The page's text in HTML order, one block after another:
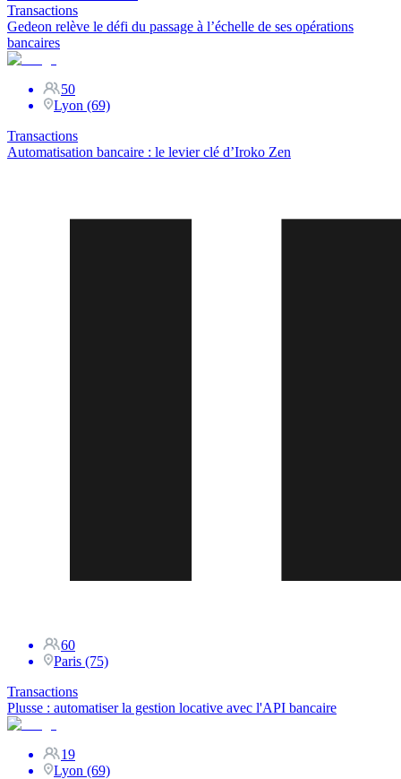
Transactions
Gedeon relève le défi du passage à l’échelle de ses opérations
bancaires
50
Lyon (69)
Transactions
Automatisation bancaire : le levier clé d’Iroko Zen
60
Paris (75)
Transactions
Plusse : automatiser la gestion locative avec l'API bancaire
19
Lyon (69)